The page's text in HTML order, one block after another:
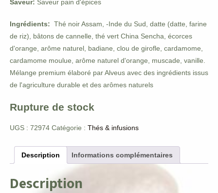
Saveur: Saveur pain d'épices
Ingrédients: Thé noir Assam, -Inde du Sud, datte (datte, farine
de riz), bâtons de cannelle, thé vert China Sencha, écorces
d'orange, arôme naturel, badiane, clou de girofle, cardamome,
cardamome moulue, arôme naturel d'orange, muscade, vanille.
Mélange premium élaboré par Alveus avec des ingrédients issus
de l'agriculture durable et des arômes naturels
Rupture de stock
UGS : 72974 Catégorie : Thés & infusions
Description Informations complémentaires
Description